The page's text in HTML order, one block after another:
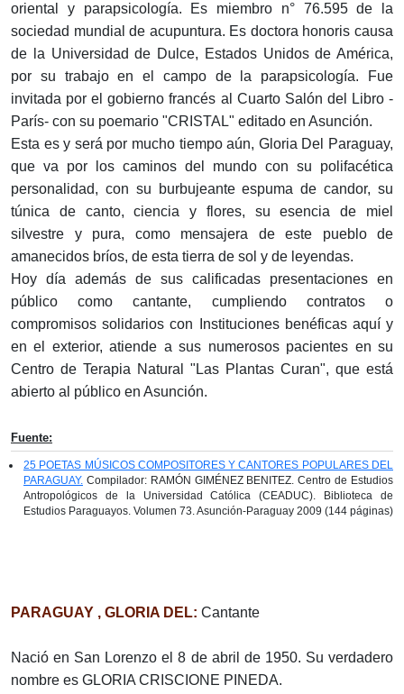
oriental y parapsicología. Es miembro n° 76.595 de la
sociedad mundial de acupuntura. Es doctora honoris causa
de la Universidad de Dulce, Estados Unidos de América,
por su trabajo en el campo de la parapsicología. Fue
invitada por el gobierno francés al Cuarto Salón del Libro -
París- con su poemario "CRISTAL" editado en Asunción.
Esta es y será por mucho tiempo aún, Gloria Del Paraguay,
que va por los caminos del mundo con su polifacética
personalidad, con su burbujeante espuma de candor, su
túnica de canto, ciencia y flores, su esencia de miel
silvestre y pura, como mensajera de este pueblo de
amanecidos bríos, de esta tierra de sol y de leyendas.
Hoy día además de sus calificadas presentaciones en
público como cantante, cumpliendo contratos o
compromisos solidarios con Instituciones benéficas aquí y
en el exterior, atiende a sus numerosos pacientes en su
Centro de Terapia Natural "Las Plantas Curan", que está
abierto al público en Asunción.
Fuente:
25 POETAS MÚSICOS COMPOSITORES Y CANTORES POPULARES DEL
PARAGUAY. Compilador: RAMÓN GIMÉNEZ BENITEZ. Centro de Estudios
Antropológicos de la Universidad Católica (CEADUC). Biblioteca de
Estudios Paraguayos. Volumen 73. Asunción-Paraguay 2009 (144 páginas)
PARAGUAY , GLORIA DEL: Cantante
Nació en San Lorenzo el 8 de abril de 1950. Su verdadero
nombre es GLORIA CRISCIONE PINEDA.